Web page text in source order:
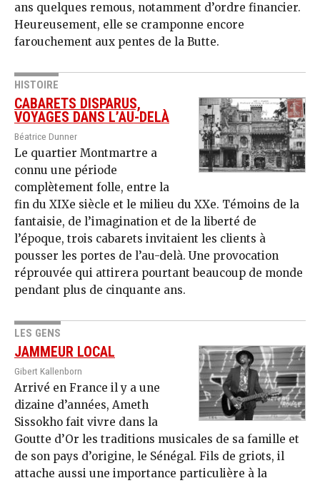
ans quelques remous, notamment d’ordre financier.
Heureusement, elle se cramponne encore
farouchement aux pentes de la Butte.
HISTOIRE
CABARETS DISPARUS,
VOYAGES DANS L’AU-DELÀ
Béatrice Dunner
Le quartier Montmartre a
connu une période
complètement folle, entre la
fin du XIXe siècle et le milieu du XXe. Témoins de la
fantaisie, de l’imagination et de la liberté de
l’époque, trois cabarets invitaient les clients à
pousser les portes de l’au-delà. Une provocation
réprouvée qui attirera pourtant beaucoup de monde
pendant plus de cinquante ans.
LES GENS
JAMMEUR LOCAL
Gibert Kallenborn
Arrivé en France il y a une
dizaine d’années, Ameth
Sissokho fait vivre dans la
Goutte d’Or les traditions musicales de sa famille et
de son pays d’origine, le Sénégal. Fils de griots, il
attache aussi une importance particulière à la